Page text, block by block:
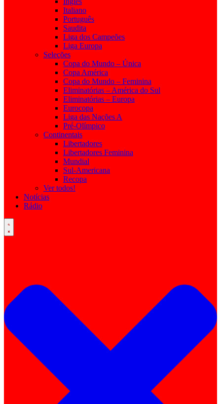
Italiano
Português
Saudita
Liga dos Campeões
Liga Europa
Seleções
Copa do Mundo – Única
Copa América
Copa do Mundo – Feminina
Eliminatórias – América do Sul
Eliminatórias – Europa
Eurocopa
Liga das Nações A
Pré-Olímpico
Continentais
Libertadores
Libertadores Feminina
Mundial
Sul-Americana
Recopa
Ver todos!
Notícias
Rádio